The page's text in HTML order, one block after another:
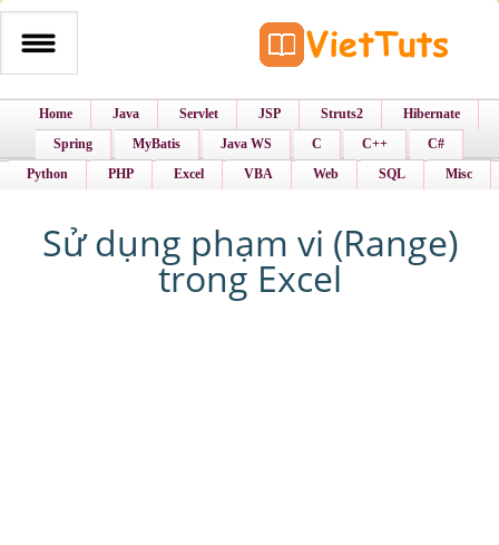
Home Java Servlet JSP Struts2
Hibernate
Spring
MyBatis Java WS C C++
C#
Python
PHP Excel VBA Web SQL Misc
Sử dụng phạm vi (Range)
trong Excel